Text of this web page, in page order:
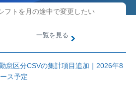
一覧を見る
勤怠区分CSVの集計項目追加｜2026年8
ス予定